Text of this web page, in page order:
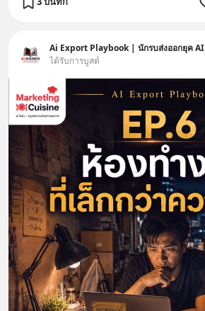
Ai Export Playbook | นักรบส่งออกยุค AI
ได้รับการบูสต์